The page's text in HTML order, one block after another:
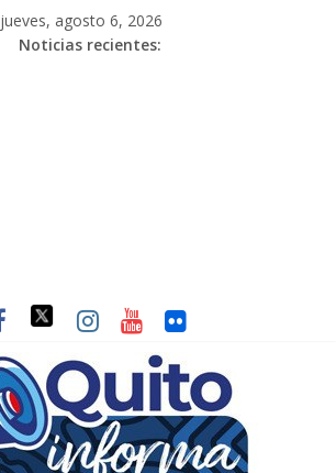
jueves, agosto 6, 2026
Noticias recientes: